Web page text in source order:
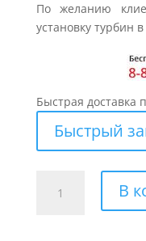
По желанию
установку турбин
Быстрая доставка
Быстрый
товара
В